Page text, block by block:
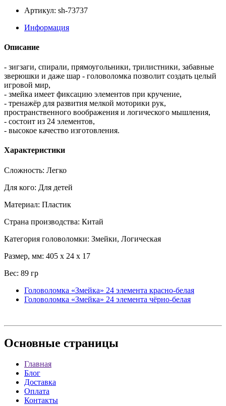
Артикул: sh-73737
Информация
Описание
- зигзаги, спирали, прямоугольники, трилистники, забавные
зверюшки и даже шар - головоломка позволит создать целый
игровой мир,
- змейка имеет фиксацию элементов при кручение,
- тренажёр для развития мелкой моторики рук,
пространственного воображения и логического мышления,
- состоит из 24 элементов,
- высокое качество изготовления.
Характеристики
Сложность: Легко
Для кого: Для детей
Материал: Пластик
Страна производства: Китай
Категория головоломки: Змейки, Логическая
Размер, мм: 405 x 24 x 17
Вес: 89 гр
Головоломка «Змейка» 24 элемента красно-белая
Головоломка «Змейка» 24 элемента чёрно-белая
Основные страницы
Главная
Блог
Доставка
Оплата
Контакты